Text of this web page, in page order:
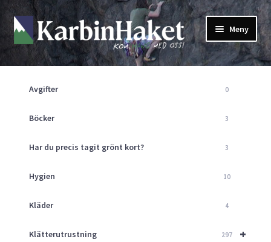
Hoppa
till
navigering
Hoppa
till
innehåll
Meny
Shop
Returpolicy
Mitt Konto
Kurser
Klätterväggen
Aktuellt
Avgifter 0
Böcker 3
Har du precis tagit grönt kort? 3
Hygien 10
Kläder 4
+
Klätterutrustning 297